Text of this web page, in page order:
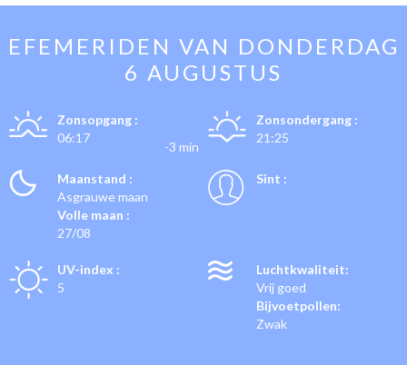
EFEMERIDEN VAN DONDERDAG
6 AUGUSTUS
Zonsopgang :
06:17
-3 min
Zonsondergang :
21:25
Maanstand :
Asgrauwe maan
Volle maan :
27/08
Sint :
UV-index :
5
Luchtkwaliteit:
Vrij goed
Bijvoetpollen:
Zwak